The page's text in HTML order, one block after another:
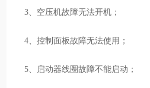
3、空压机故障无法开机；
4、控制面板故障无法使用；
5、启动器线圈故障不能启动；